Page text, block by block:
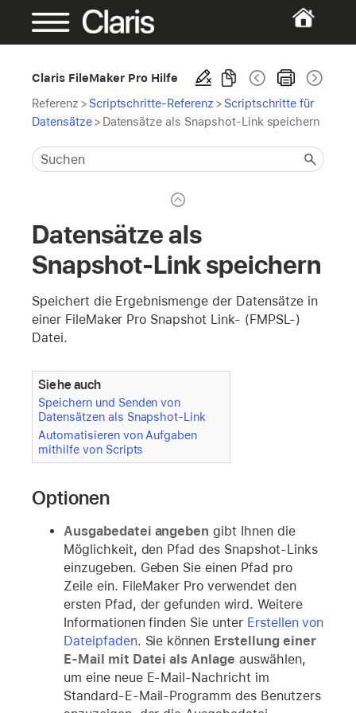
Claris FileMaker Pro Hilfe
Referenz > Scriptschritte-Referenz > Scriptschritte für
Datensätze> Datensätze als Snapshot-Link speichern
Datensätze als
Snapshot-Link speichern
Speichert die Ergebnismenge der Datensätze in
einer FileMaker Pro Snapshot Link- (FMPSL-)
Datei.
Siehe auch
Speichern und Senden von
Datensätzen als Snapshot-Link
Automatisieren von Aufgaben
mithilfe von Scripts
Optionen
Ausgabedatei angeben gibt Ihnen die
Möglichkeit, den Pfad des Snapshot-Links
einzugeben. Geben Sie einen Pfad pro
Zeile ein. FileMaker Pro verwendet den
ersten Pfad, der gefunden wird. Weitere
Informationen finden Sie unter Erstellen von
Dateipfaden. Sie können Erstellung einer
E-Mail mit Datei als Anlage auswählen,
um eine neue E-Mail-Nachricht im
Standard-E-Mail-Programm des Benutzers